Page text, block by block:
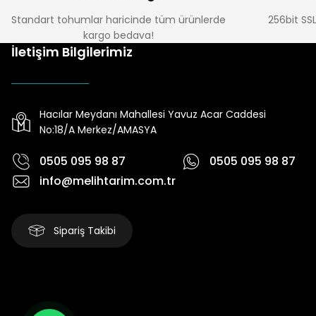
Standart tohumlar haricinde tüm ürünlerde
kargo bedava!
256bit
İletişim Bilgilerimiz
Hacılar Meydanı Mahallesi Yavuz Acar Caddesi
No:18/A Merkez/AMASYA
0505 095 98 87
0505 095 98 87
info@melihtarim.com.tr
Sipariş Takibi